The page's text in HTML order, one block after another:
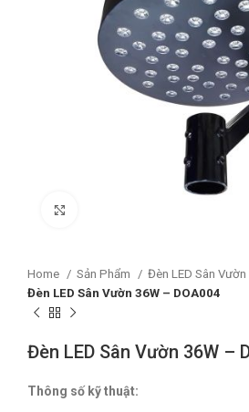
Home Sản Phẩm
Đèn LED Sân Vườn
Đèn LED Sân Vườn 36W – DOA004
Đèn LED Sân Vườn 36W –
Thông số kỹ thuật: